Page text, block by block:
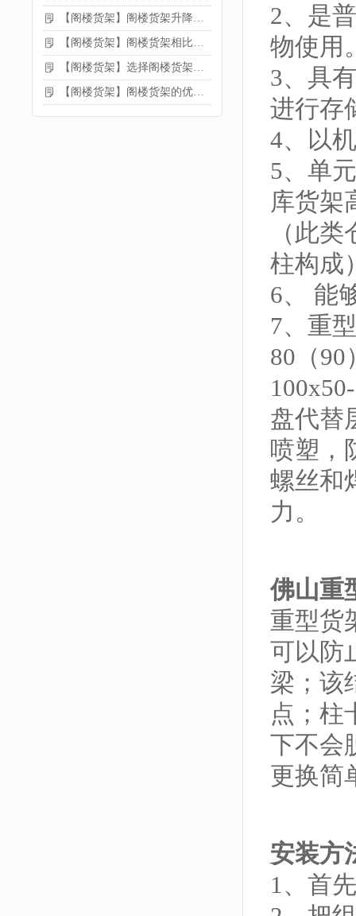
【阁楼货架】阁楼货架升降机需要注意哪些
【阁楼货架】阁楼货架相比传统货架的优势是什么
【阁楼货架】选择阁楼货架的好处？
【阁楼货架】阁楼货架的优点是什么
2、是
物使用
3、具
进行存
4、以
5、单
库货架
（此
柱构成
6、 能
7、重
80（
盘代替
喷塑，
螺丝和
力。
佛山重
重型货
可以防
梁；该
点；柱
下不会
更换简
安装方
1、首